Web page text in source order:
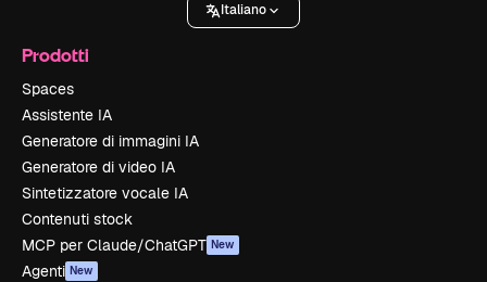
Italiano
Prodotti
Spaces
Assistente IA
Generatore di immagini IA
Generatore di video IA
Sintetizzatore vocale IA
Contenuti stock
MCP per Claude/ChatGPT New
Agenti New